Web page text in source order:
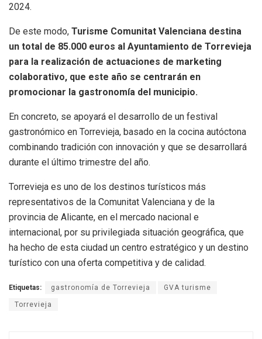
2024.
De este modo, Turisme Comunitat Valenciana destina
un total de 85.000 euros al Ayuntamiento de Torrevieja
para la realización de actuaciones de marketing
colaborativo, que este año se centrarán en
promocionar la gastronomía del municipio.
En concreto, se apoyará el desarrollo de un festival
gastronómico en Torrevieja, basado en la cocina autóctona
combinando tradición con innovación y que se desarrollará
durante el último trimestre del año.
Torrevieja es uno de los destinos turísticos más
representativos de la Comunitat Valenciana y de la
provincia de Alicante, en el mercado nacional e
internacional, por su privilegiada situación geográfica, que
ha hecho de esta ciudad un centro estratégico y un destino
turístico con una oferta competitiva y de calidad.
Etiquetas: gastronomía de Torrevieja GVA turisme
Torrevieja